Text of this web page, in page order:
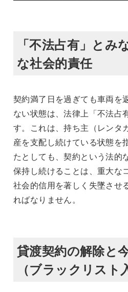
「不法占有」とみ
な社会的責任
契約満了日を過ぎても車両を
ない状態は、法律上「不法占
す。これは、持ち主（レンタ
産を支配し続けている状態を
たとしても、契約という法的
保持し続けることは、重大な
社会的信用を著しく失墜させ
ればなりません。
貸渡契約の解除と
（ブラックリスト